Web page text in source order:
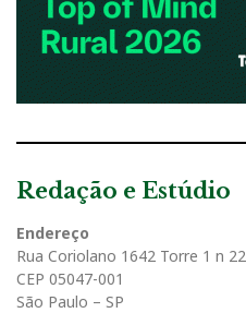
Redação e Estúdio
Endereço
Rua Coriolano 1642 Torre 1 n 22
CEP 05047-001
São Paulo – SP